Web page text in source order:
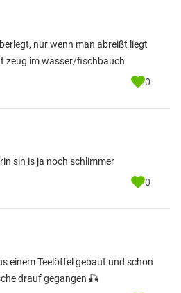
nur wenn man abreißt liegt
zeug im wasser/fischbauch
0
sin is ja noch schlimmer
0
einem Teelöffel gebaut und schon
drauf gegangen 🎣